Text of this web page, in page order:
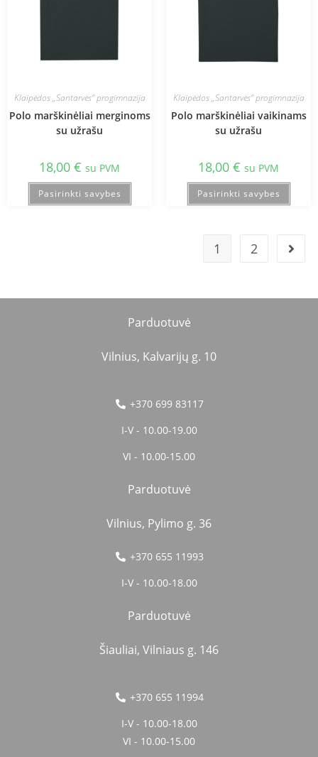
Klaipėdos „Santarvės“ progimnazija
Polo marškinėliai merginoms
su užrašu
18,00 € su PVM
Pasirinkti savybes
Klaipėdos „Santarvės“ progimnazija
Polo marškinėliai vaikinams
su užrašu
18,00 € su PVM
Pasirinkti savybes
1 2
Parduotuvė
Vilnius, Kalvarijų g. 10
+370 699 83117
I-V - 10.00-19.00
VI - 10.00-15.00
Parduotuvė
Vilnius, Pylimo g. 36
+370 655 11993
I-V - 10.00-18.00
Parduotuvė
Šiauliai, Vilniaus g. 146
+370 655 11994
I-V - 10.00-18.00
VI - 10.00-15.00